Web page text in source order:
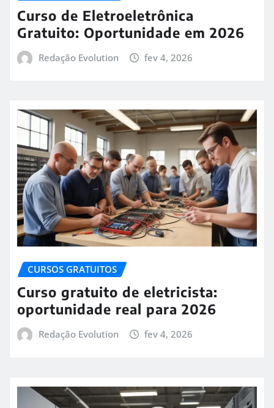
Curso de Eletroeletrônica
Gratuito: Oportunidade em 2026
Redação Evolution fev 4, 2026
CURSOS GRATUITOS
Curso gratuito de eletricista:
oportunidade real para 2026
Redação Evolution fev 4, 2026